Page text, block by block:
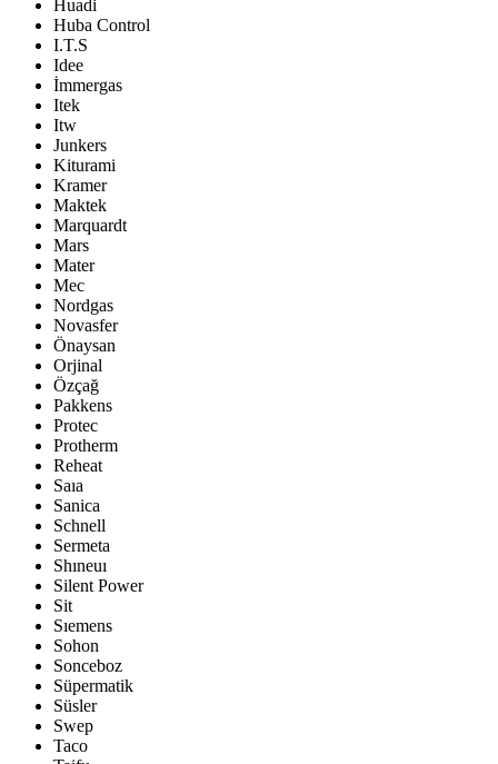
Huadi
Huba Control
I.T.S
Idee
İmmergas
Itek
Itw
Junkers
Kiturami
Kramer
Maktek
Marquardt
Mars
Mater
Mec
Nordgas
Novasfer
Önaysan
Orjinal
Özçağ
Pakkens
Protec
Protherm
Reheat
Saıa
Sanica
Schnell
Sermeta
Shıneuı
Silent Power
Sit
Sıemens
Sohon
Sonceboz
Süpermatik
Süsler
Swep
Taco